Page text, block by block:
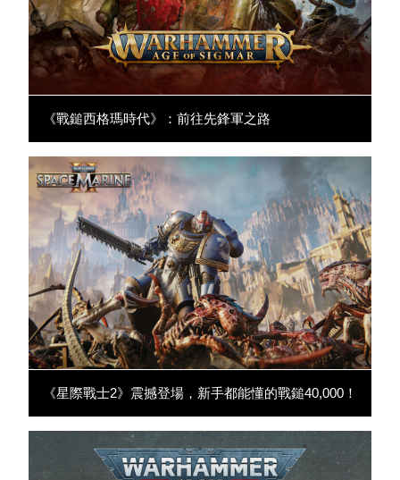
《戰鎚西格瑪時代》：前往先鋒軍之路
《星際戰士2》震撼登場，新手都能懂的戰鎚40,000！